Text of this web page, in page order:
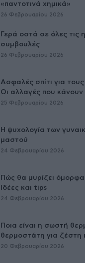
«παντοτινά χημικά»
26 Φεβρουαρίου 2026
Γερά οστά σε όλες τις
συμβουλές
26 Φεβρουαρίου 2026
Ασφαλές σπίτι για
Οι αλλαγές που κάνουν
25 Φεβρουαρίου 2026
Η ψυχολογία των
μαστού
24 Φεβρουαρίου 2026
Πώς θα μυρίζει όμορφα
Ιδέες και tips
24 Φεβρουαρίου 2026
Ποια είναι η σωστή
θερμοστάτη για ζέστη
20 Φεβρουαρίου 2026